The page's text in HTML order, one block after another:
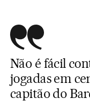
Não é fácil
jogadas em
capitão do